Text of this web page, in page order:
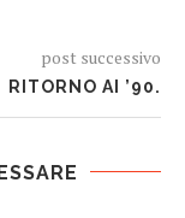
post successivo
RITORNO AI ’90.